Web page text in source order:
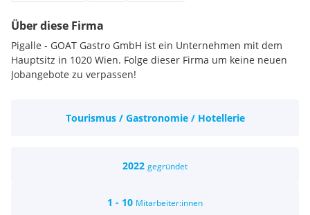
Über diese Firma
Pigalle - GOAT Gastro GmbH ist ein Unternehmen mit dem
Hauptsitz in 1020 Wien. Folge dieser Firma um keine neuen
Jobangebote zu verpassen!
Tourismus / Gastronomie / Hotellerie
2022 gegründet
1 - 10 Mitarbeiter:innen